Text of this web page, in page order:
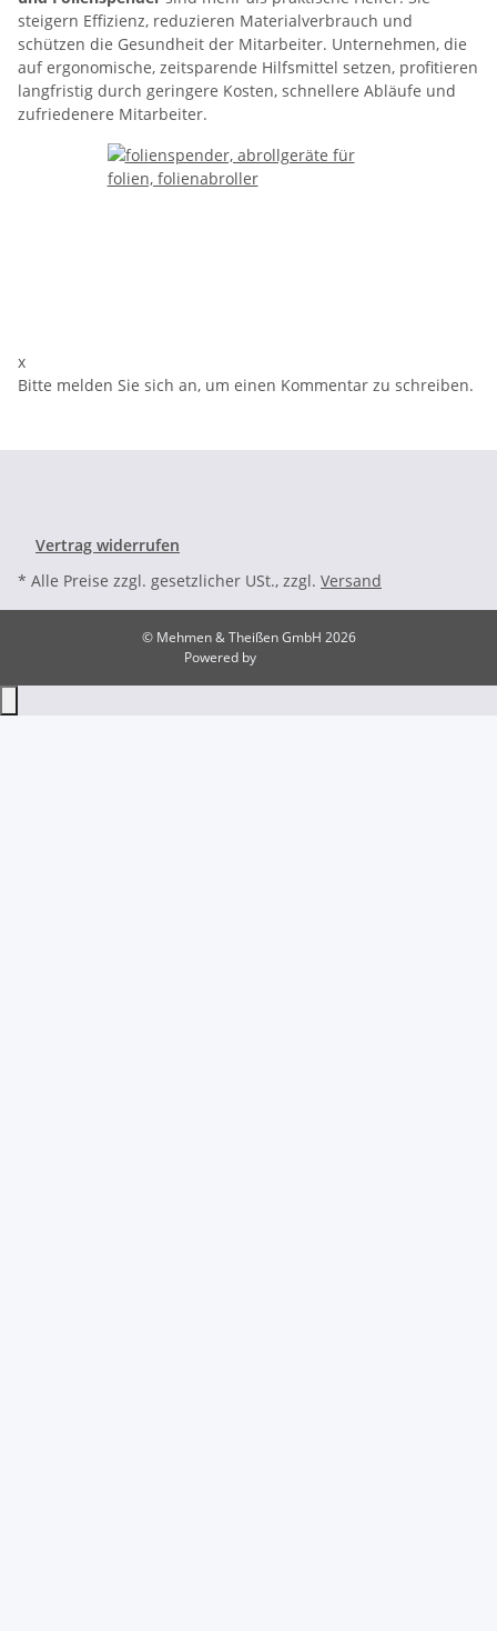
steigern Effizienz, reduzieren Materialverbrauch und
schützen die Gesundheit der Mitarbeiter. Unternehmen, die
auf ergonomische, zeitsparende Hilfsmittel setzen, profitieren
langfristig durch geringere Kosten, schnellere Abläufe und
zufriedenere Mitarbeiter.
x
Bitte melden Sie sich an, um einen Kommentar zu schreiben.
Vertrag widerrufen
* Alle Preise zzgl. gesetzlicher USt., zzgl. Versand
© Mehmen & Theißen GmbH 2026
Powered by